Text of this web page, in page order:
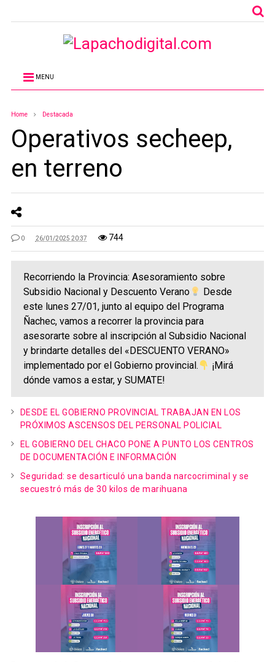
MENU
Home Destacada
Operativos secheep,
en terreno
0 26/01/2025 20:37 744
Recorriendo la Provincia: Asesoramiento sobre
Subsidio Nacional y Descuento Verano
Desde
este lunes 27/01, junto al equipo del Programa
Ñachec, vamos a recorrer la provincia para
asesorarte sobre al inscripción al Subsidio Nacional
y brindarte detalles del «DESCUENTO VERANO»
implementado por el Gobierno provincial.
¡Mirá
dónde vamos a estar, y SUMATE!
DESDE EL GOBIERNO PROVINCIAL TRABAJAN EN LOS
PRÓXIMOS ASCENSOS DEL PERSONAL POLICIAL
EL GOBIERNO DEL CHACO PONE A PUNTO LOS CENTROS
DE DOCUMENTACIÓN E INFORMACIÓN
Seguridad: se desarticuló una banda narcocriminal y se
secuestró más de 30 kilos de marihuana